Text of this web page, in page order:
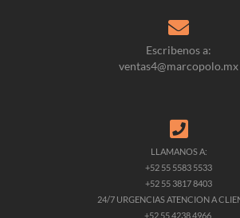
Escribenos a:
ventas4@marcopolo.mx
LLAMANOS A:
+52 55 5583 5533
+52 55 3817 8403
24/7 URGENCIAS ATENCION A
+52 55 4238 4966